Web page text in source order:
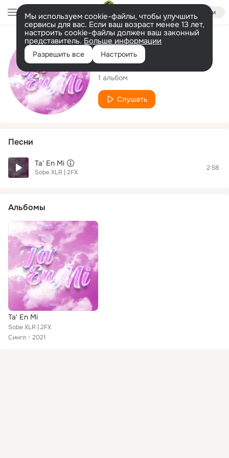
Войти
Мы используем cookie-файлы, чтобы улучшить
сервисы для вас. Если ваш возраст менее 13 лет,
настроить cookie-файлы должен ваш законный
представитель. Больше информации
Разрешить все Настроить
Исполнитель
Sobe XLR | 2FX
1 альбом
Слушать
Песни
Ta' En Mi
Sobe XLR | 2FX
2:58
Альбомы
Ta' En Mi
Sobe XLR | 2FX
Сингл
2021